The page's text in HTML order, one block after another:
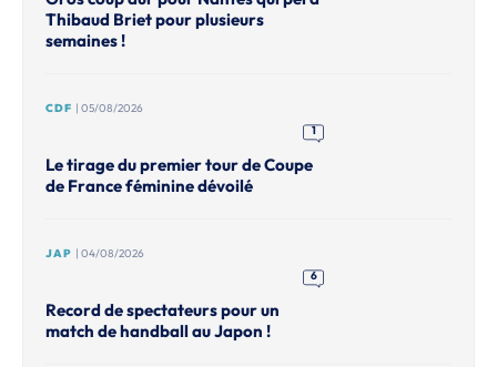
Thibaud Briet pour plusieurs
semaines !
CDF | 05/08/2026
1
Le tirage du premier tour de Coupe
de France féminine dévoilé
JAP | 04/08/2026
6
Record de spectateurs pour un
match de handball au Japon !